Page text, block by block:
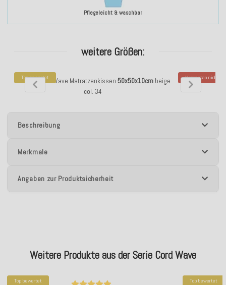
Pflegeleicht & waschbar
weitere Größen:
Top bewertet
H.O.C.K. Cord Wave Matratzenkissen 50x50x10cm beige
col. 34
Momentan nicht
H.O.C.K.
Beschreibung
Merkmale
Angaben zur Produktsicherheit
Weitere Produkte aus der Serie Cord Wave
Top bewertet Top bewertet